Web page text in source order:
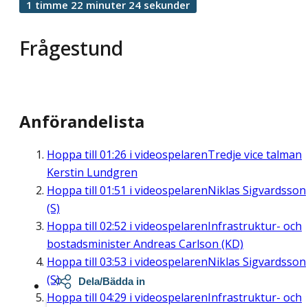
Frågestund
1 timme 22 minuter 24 sekunder
Anförandelista
Hoppa till 01:26 i videospelarenTredje vice talman
Kerstin Lundgren
Hoppa till 01:51 i videospelarenNiklas Sigvardsson
(S)
Hoppa till 02:52 i videospelarenInfrastruktur- och
bostadsminister Andreas Carlson (KD)
Hoppa till 03:53 i videospelarenNiklas Sigvardsson
(S)
Hoppa till 04:29 i videospelarenInfrastruktur- och
Dela/Bädda in